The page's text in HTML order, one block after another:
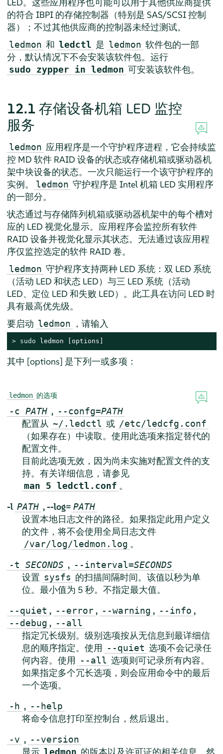
的符合 IBPI 的存储控制器（特别是 SAS/SCSI 控制
器）；不过其他供应商的控制器未经过测试。
ledmon 和 ledctl 是 ledmon 软件包的一部
分，默认情况下不会安装该软件包。运行
sudo zypper in ledmon 可安装该软件包。
12.1 存储设备机箱 LED 监控
服务
ledmon 应用程序是一个守护程序进程，它会持续监
控 MD 软件 RAID 设备的状态或存储机箱或驱动器机
架中块设备的状态。一次只能运行一个该守护程序的
实例。
ledmon 守护程序是 Intel 机箱 LED 实用程序
的一部分。
状态通过与存储阵列机箱或驱动器机架中的每个槽对
应的 LED 视觉化显示。应用程序会监控所有软件
RAID 设备并视觉化显示其状态。无法通过该应用程
序仅监控选定的软件 RAID 卷。
ledmon 守护程序支持两种 LED 系统：双 LED 系统
（活动 LED 和状态 LED）与三 LED 系统（活动
LED、定位 LED 和失败 LED）。此工具在访问 LED 时
具有最高优先级。
要启动 ledmon ，请输入
> sudo ledmon [options]
其中 [options] 是下列一或多项：
ledmon 的选项
-c PATH , --confg=PATH
配置从 ~/.ledctl 或 /etc/ledcfg.conf
（如果存在）中读取。使用此选项来指定替代的
配置文件。
目前此选项无效，因为尚未实施对配置文件的支
持。有关详细信息，请参见
man 5 ledctl.conf 。
-l PATH ,--log= PATH
设置本地日志文件的路径。如果指定此用户定义
的文件，将不会使用全局日志文件
/var/log/ledmon.log 。
-t SECONDS , --interval=SECONDS
设置 sysfs 的扫描间隔时间。该值以秒为单
位。最小值为 5 秒。不指定最大值。
--quiet , --error , --warning , --info ,
--debug , --all
指定冗长级别。级别选项按从无信息到最详细信
息的顺序指定。使用
--quiet 选项不会记录任
何内容。使用
--all 选项则可记录所有内容。
如果指定多个冗长选项，则会应用命令中的最后
一个选项。
-h , --help
将命令信息打印至控制台，然后退出。
-v , --version
显示 ledmon 的版本以及许可证的相关信息，然